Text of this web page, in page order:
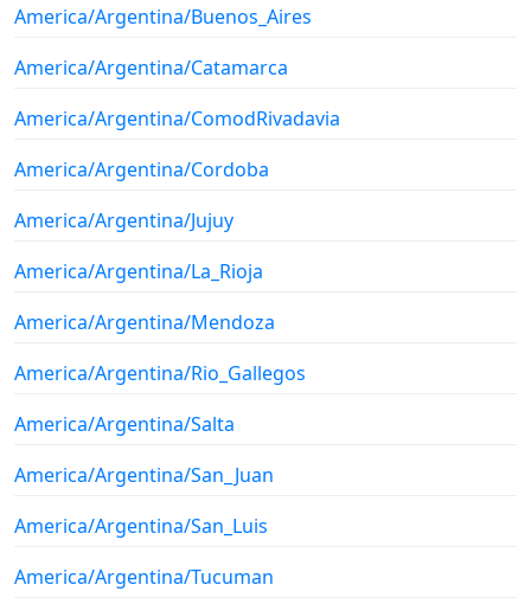
America/Argentina/Buenos_Aires
America/Argentina/Catamarca
America/Argentina/ComodRivadavia
America/Argentina/Cordoba
America/Argentina/Jujuy
America/Argentina/La_Rioja
America/Argentina/Mendoza
America/Argentina/Rio_Gallegos
America/Argentina/Salta
America/Argentina/San_Juan
America/Argentina/San_Luis
America/Argentina/Tucuman